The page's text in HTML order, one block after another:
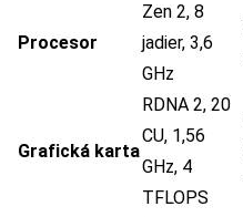
Procesor
Zen 2, 8
jadier, 3,6
GHz
Grafická karta
RDNA 2, 20
CU, 1,56
GHz, 4
TFLOPS